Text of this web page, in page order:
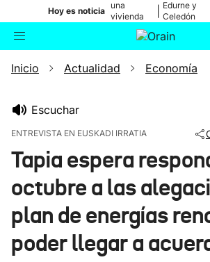
Hoy es noticia
una
vivienda
de Bilbao
Edurne y
Celedón
Buscador Actualidad
Ikusmiran
Eguraldia
Inicio Actualidad Economía
Escuchar
ENTREVISTA EN EUSKADI IRRATIA
Tapia espera
octubre a las
plan de energías
poder llegar a